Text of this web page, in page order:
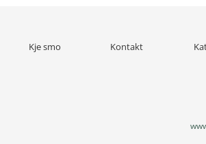
Kje smo Kontakt